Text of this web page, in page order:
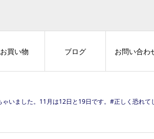
お買い物 ブログ お問い合わ
11月は12日と19日です。#正しく恐れてしっかり対策お願い